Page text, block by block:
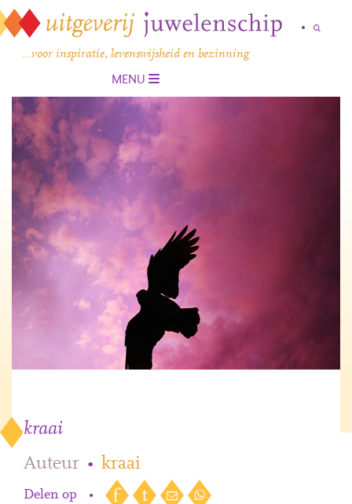
…voor inspiratie, levenswijsheid en bezinning
MENU
kraai
Auteur • kraai
Delen op •